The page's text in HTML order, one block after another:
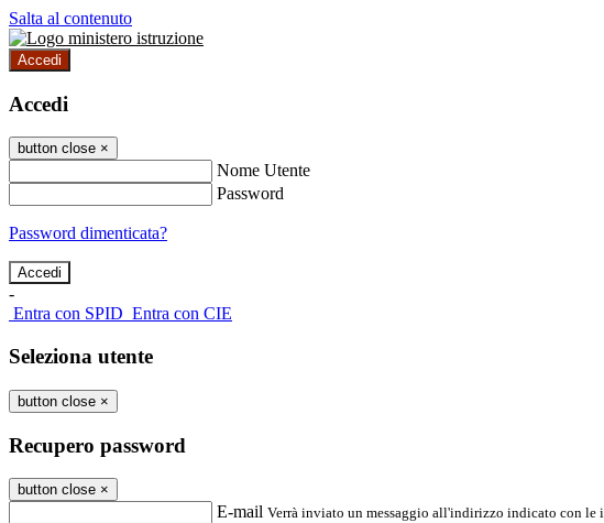
Salta al contenuto
Accedi
Accedi
button close ×
Nome Utente
Password
Password dimenticata?
-
Entra con SPID Entra con CIE
Seleziona utente
button close ×
Recupero password
button close ×
E-mail Verrà inviato un messaggio all'indirizzo indicato con le